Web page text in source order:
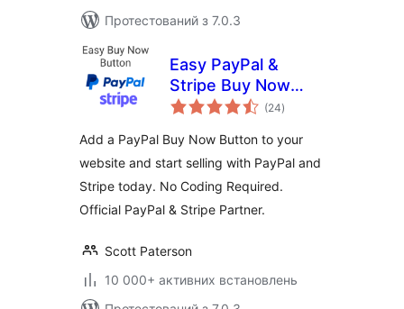
Протестований з 7.0.3
Easy PayPal &
Stripe Buy Now
Button
(24загальний
рейтинг
)
Add a PayPal Buy Now Button to your
website and start selling with PayPal and
Stripe today. No Coding Required.
Official PayPal & Stripe Partner.
Scott Paterson
10 000+ активних встановлень